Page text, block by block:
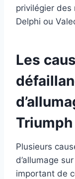
privilégier des
Delphi ou
Les
Triumph
Plusieurs
d’allumage
important de